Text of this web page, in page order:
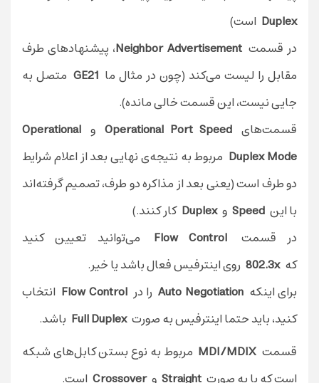
Duplex است)
در قسمتNeighbor Advertisement، پیشنهاد‌های طرف
مقابل را لیست می‌کند (چون در مثال ما GE21 متصل به
جایی نیست‌، این قسمت خالی مانده).
قسمت‌های Operational Port Speed و Operational
Duplex Mode مربوط به نتیجه‌ی نهایی بعد از اعلام شرایط
دو طرف است (یعنی بعد از مذاکره دو طرف‌، تصمیم گرفته‌اند
با این Speed وDuplex کار کنند.)
در قسمت Flow Control می‌توانید تعیین کنید
که802.3x روی اینترفیس فعال باشد یا خیر.
برای اینکهAuto Negotiationرا درFlow Control انتخاب
کنید، باید حتما اینترفیس به صورتFull Duplex باشد.
قسمت MDI/MDIX مربوط به نوع بستن کابل‌های شبکه
است که یا به صورت Straight وCrossover است.